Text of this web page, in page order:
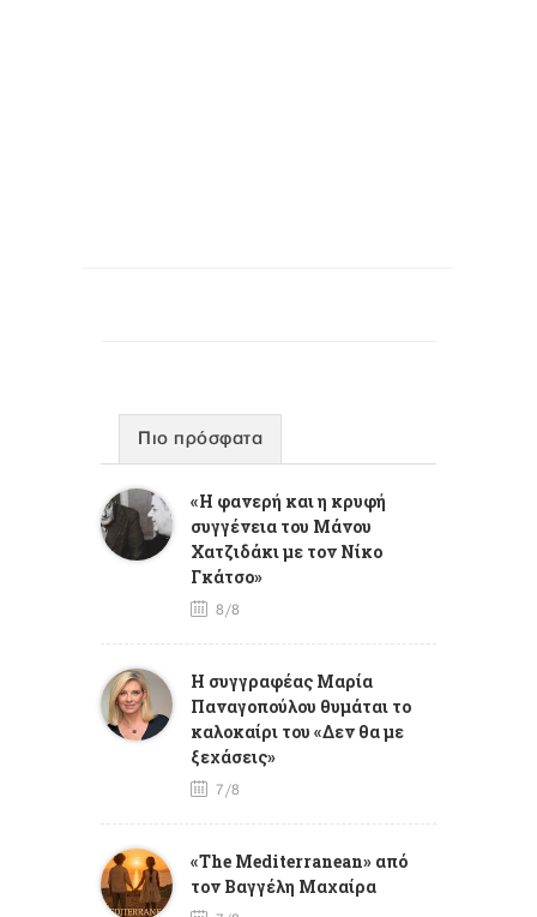
Πιο πρόσφατα
«Η φανερή και η κρυφή
συγγένεια του Μάνου
Χατζιδάκι με τον Νίκο
Γκάτσο»
8/8
Η συγγραφέας Μαρία
Παναγοπούλου θυμάται το
καλοκαίρι του «Δεν θα με
ξεχάσεις»
7/8
«The Mediterranean» από
τον Βαγγέλη Μαχαίρα